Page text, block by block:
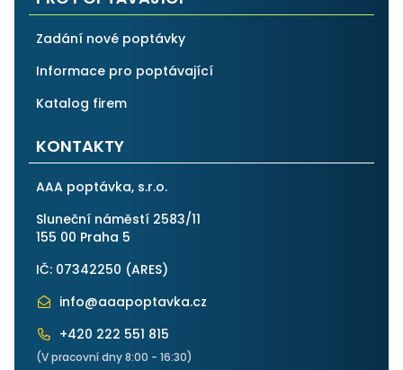
Zadání nové poptávky
Informace pro poptávající
Katalog firem
KONTAKTY
AAA poptávka, s.r.o.
Sluneční náměstí 2583/11
155 00 Praha 5
IČ: 07342250 (ARES)
info@aaapoptavka.cz
+420 222 551 815
(V pracovní dny 8:00 - 16:30)